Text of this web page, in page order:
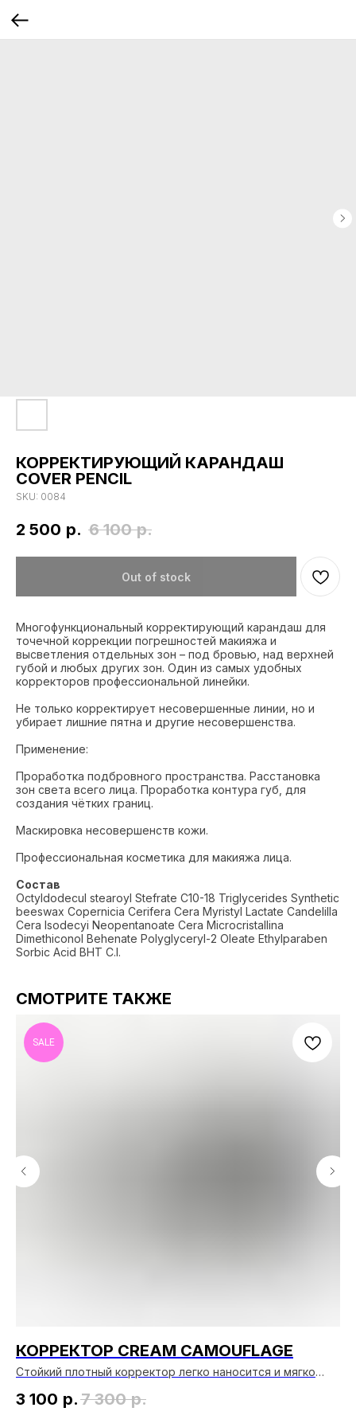
КОРРЕКТИРУЮЩИЙ КАРАНДАШ
COVER PENCIL
SKU: 0084
2 500 р. 6 100 р.
Out of stock
Многофункциональный корректирующий карандаш для
точечной коррекции погрешностей макияжа и
высветления отдельных зон – под бровью, над верхней
губой и любых других зон. Один из самых удобных
корректоров профессиональной линейки.
Не только корректирует несовершенные линии, но и
убирает лишние пятна и другие несовершенства.
Применение:
Проработка подбровного пространства. Расстановка
зон света всего лица. Проработка контура губ, для
создания чётких границ.
Маскировка несовершенств кожи.
Профессиональная косметика для макияжа лица.
Состав
Octyldodecul stearoyl Stefrate C10-18 Triglycerides Synthetic
beeswax Copernicia Cerifera Cera Myristyl Lactate Candelilla
Cera Isodecyi Neopentanoate Cera Microcristallina
Dimethiconol Behenate Polyglyceryl-2 Oleate Ethylparaben
Sorbic Acid BHT C.l.
СМОТРИТЕ ТАКЖЕ
SALE
КОРРЕКТОР CREAM CAMOUFLAGE
Стойкий плотный корректор легко наносится и мягко
татуировки и шрамы.
3 100 р. 7 300 р.